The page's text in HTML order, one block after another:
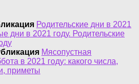
Родительские дни в 2021
дни в 2021 году. Родительские
Мясопустная
в 2021 году: какого числа,
приметы